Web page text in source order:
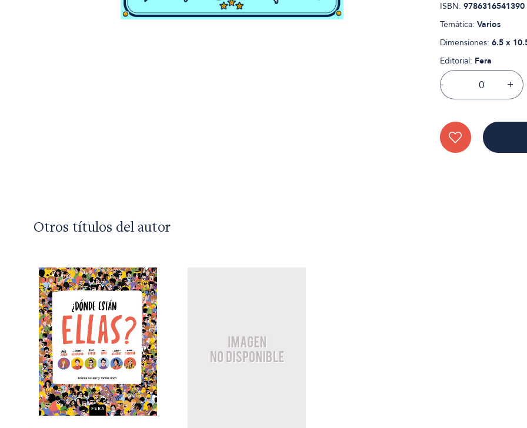
ISBN: 9786316541390
Temática: Varios
Dimensiones: 6.5 x
Editorial: Fera
- +
Otros títulos del autor